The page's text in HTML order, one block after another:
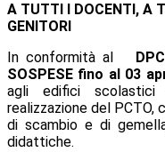
A TUTTI I DOCENTI, A
GENITORI
In conformità al
SOSPESE fino al 03
agli edifici
realizzazione del PCTO,
di scambio e di
didattiche.